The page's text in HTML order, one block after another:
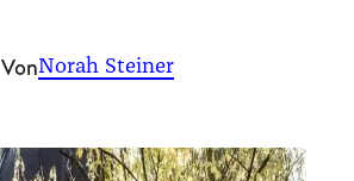
VonNorah Steiner